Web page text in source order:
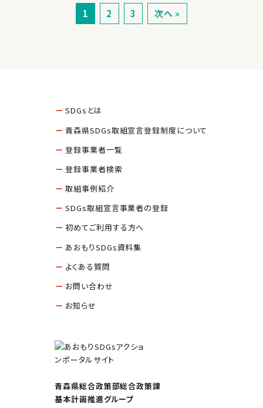
1 2 3 次へ »
SDGsとは
青森県SDGs取組宣言登録制度について
登録事業者一覧
登録事業者検索
取組事例紹介
SDGs取組宣言事業者の登録
初めてご利用する方へ
あおもりSDGs資料集
よくある質問
お問い合わせ
お知らせ
青森県総合政策部総合政策課
基本計画推進グループ